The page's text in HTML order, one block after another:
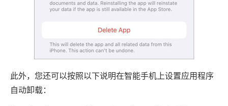
此外，您还可以按照以下说明在智能手机上设置应用程序
自动卸载：